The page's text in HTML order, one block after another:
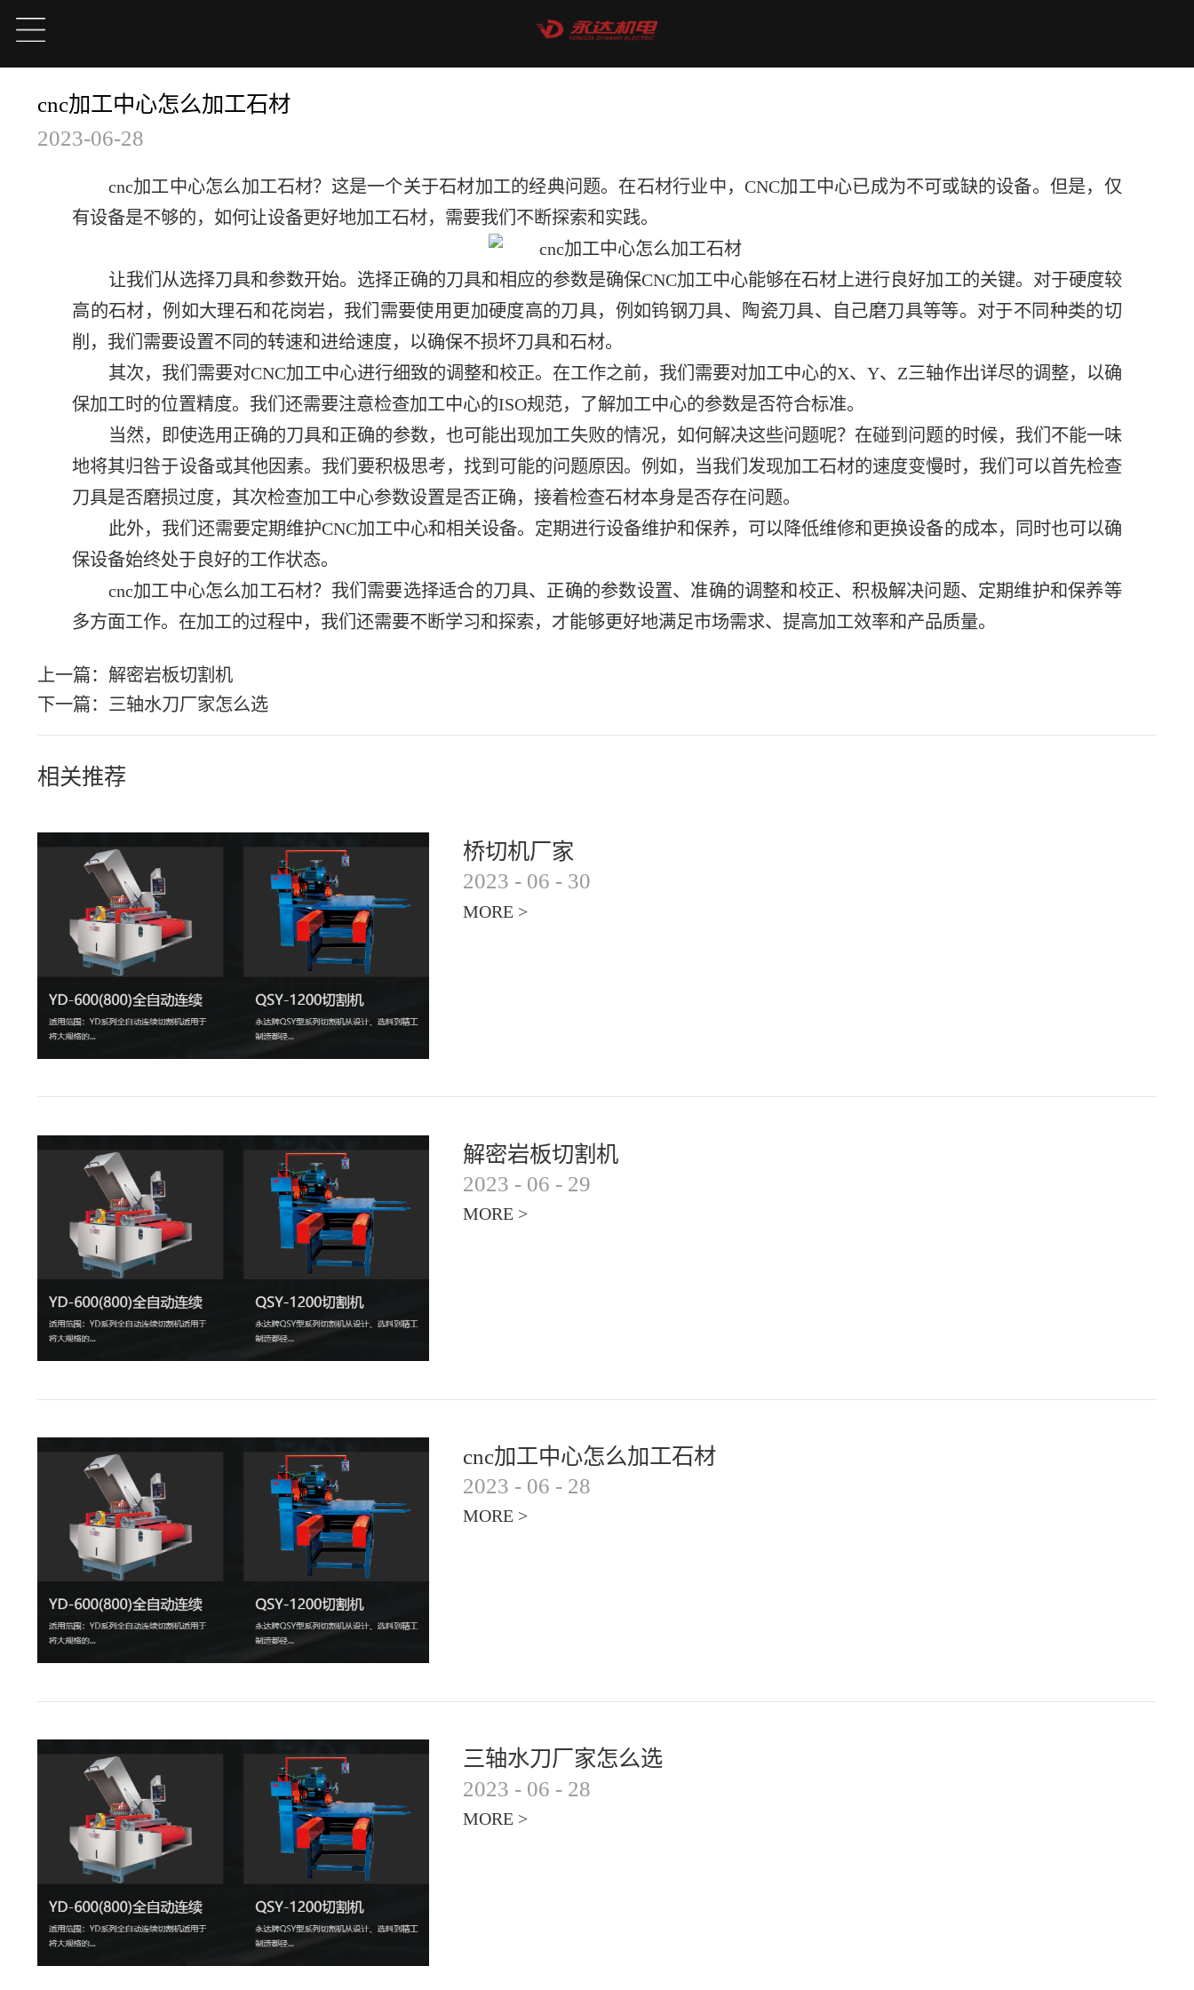
cnc加工中心怎么加工石材
2023-06-28
cnc加工中心怎么加工石材？这是一个关于石材加工的经典问题。在石材行业中，CNC加工中心已成为不可或缺的设备。但是，仅
有设备是不够的，如何让设备更好地加工石材，需要我们不断探索和实践。
让我们从选择刀具和参数开始。选择正确的刀具和相应的参数是确保CNC加工中心能够在石材上进行良好加工的关键。对于硬度较
高的石材，例如大理石和花岗岩，我们需要使用更加硬度高的刀具，例如钨钢刀具、陶瓷刀具、自己磨刀具等等。对于不同种类的切
削，我们需要设置不同的转速和进给速度，以确保不损坏刀具和石材。
其次，我们需要对CNC加工中心进行细致的调整和校正。在工作之前，我们需要对加工中心的X、Y、Z三轴作出详尽的调整，以确
保加工时的位置精度。我们还需要注意检查加工中心的ISO规范，了解加工中心的参数是否符合标准。
当然，即使选用正确的刀具和正确的参数，也可能出现加工失败的情况，如何解决这些问题呢？在碰到问题的时候，我们不能一味
地将其归咎于设备或其他因素。我们要积极思考，找到可能的问题原因。例如，当我们发现加工石材的速度变慢时，我们可以首先检查
刀具是否磨损过度，其次检查加工中心参数设置是否正确，接着检查石材本身是否存在问题。
此外，我们还需要定期维护CNC加工中心和相关设备。定期进行设备维护和保养，可以降低维修和更换设备的成本，同时也可以确
保设备始终处于良好的工作状态。
cnc加工中心怎么加工石材？我们需要选择适合的刀具、正确的参数设置、准确的调整和校正、积极解决问题、定期维护和保养等
多方面工作。在加工的过程中，我们还需要不断学习和探索，才能够更好地满足市场需求、提高加工效率和产品质量。‍
上一篇： 解密岩板切割机
下一篇： 三轴水刀厂家怎么选
相关推荐
桥切机厂家
2023 - 06 - 30
MORE >
解密岩板切割机
2023 - 06 - 29
MORE >
cnc加工中心怎么加工石材
2023 - 06 - 28
MORE >
三轴水刀厂家怎么选
2023 - 06 - 28
MORE >